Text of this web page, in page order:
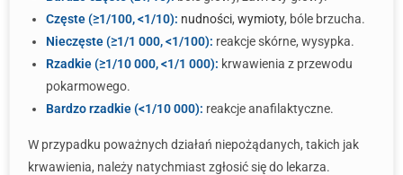
Częste (≥1/100, <1/10): nudności, wymioty, bóle brzucha.
Nieczęste (≥1/1 000, <1/100): reakcje skórne, wysypka.
Rzadkie (≥1/10 000, <1/1 000): krwawienia z przewodu
pokarmowego.
Bardzo rzadkie (<1/10 000): reakcje anafilaktyczne.
W przypadku poważnych działań niepożądanych, takich jak
krwawienia, należy natychmiast zgłosić się do lekarza.